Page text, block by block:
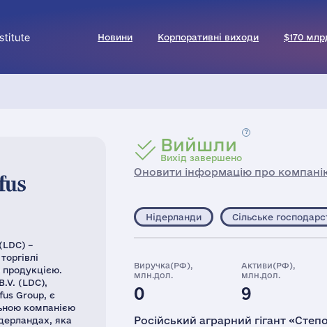
Новини Корпоративні виходи $170
–
продукцією.
(LDC),
Group, є
компанією
яка
Вийшли
Вихід завершено
Оновити інформацію про
Нідерланди Сільське
Виручка(РФ),
млн.дол.
0
Активи(РФ),
млн.дол.
9
Російський аграрний гігант